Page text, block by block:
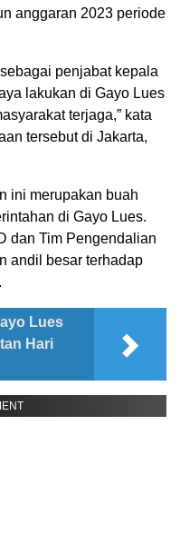
anggaran 2023 periode
penjabat kepala
lakukan di Gayo Lues
terjaga,” kata
tersebut di Jakarta,
ini merupakan buah
di Gayo Lues.
dan Tim Pengendalian
andil besar terhadap
Lues
Hari